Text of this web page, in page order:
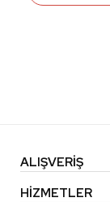
ALIŞVERİŞ
HİZMETLER